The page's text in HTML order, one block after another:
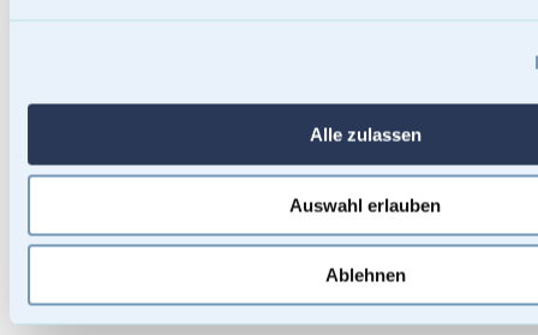
Alle zulassen
Auswahl erlauben
Ablehnen